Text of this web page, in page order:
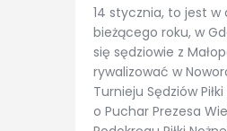
14 stycznia, to jest
bieżącego roku, w
się sędziowie z
rywalizować w
Turnieju Sędziów Piłki
o Puchar Prezesa